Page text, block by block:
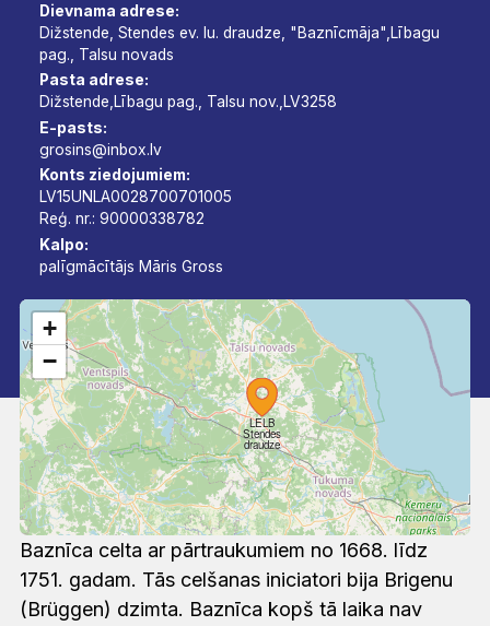
Dievnama adrese:
Dižstende, Stendes ev. lu. draudze, "Baznīcmāja",Lībagu
pag., Talsu novads
Pasta adrese:
Dižstende,Lībagu pag., Talsu nov.,LV3258
E-pasts:
grosins@inbox.lv
Konts ziedojumiem:
LV15UNLA0028700701005
Reģ. nr.: 90000338782
Kalpo:
palīgmācītājs Māris Gross
LELB
Stendes
draudze
+
−
Baznīca celta ar pārtraukumiem no 1668. līdz
1751. gadam. Tās celšanas iniciatori bija Brigenu
(Brüggen) dzimta. Baznīca kopš tā laika nav